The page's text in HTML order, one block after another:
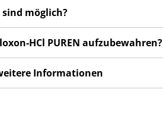
möglich?
HCl PUREN aufzubewahren?
Informationen